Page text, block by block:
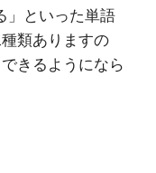
といった単語
類ありますの
きるようになら